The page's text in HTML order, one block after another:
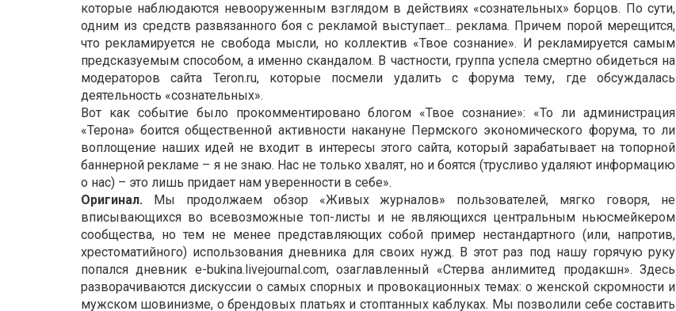
которые наблюдаются невооруженным взглядом в действиях «сознательных» борцов. По сути,
одним из средств развязанного боя с рекламой выступает... реклама. Причем порой мерещится,
что рекламируется не свобода мысли, но коллектив «Твое сознание». И рекламируется самым
предсказуемым способом, а именно скандалом. В частности, группа успела смертно обидеться на
модераторов сайта Teron.ru, которые посмели удалить с форума тему, где обсуждалась
деятельность «сознательных».
Вот как событие было прокомментировано блогом «Твое сознание»: «То ли администрация
«Терона» боится общественной активности накануне Пермского экономического форума, то ли
воплощение наших идей не входит в интересы этого сайта, который зарабатывает на топорной
баннерной рекламе – я не знаю. Нас не только хвалят, но и боятся (трусливо удаляют информацию
о нас) – это лишь придает нам уверенности в себе».
Оригинал. Мы продолжаем обзор «Живых журналов» пользователей, мягко говоря, не
вписывающихся во всевозможные топ-листы и не являющихся центральным ньюсмейкером
сообщества, но тем не менее представляющих собой пример нестандартного (или, напротив,
хрестоматийного) использования дневника для своих нужд. В этот раз под нашу горячую руку
попался дневник e-bukina.livejournal.com, озаглавленный «Стерва анлимитед продакшн». Здесь
разворачиваются дискуссии о самых спорных и провокационных темах: о женской скромности и
мужском шовинизме, о брендовых платьях и стоптанных каблуках. Мы позволили себе составить